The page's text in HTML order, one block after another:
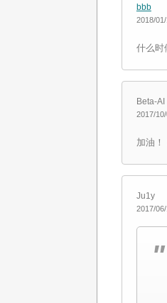
bbb
2018/
什么时
Beta-AI
2017/
加油！
Ju1y
2017/